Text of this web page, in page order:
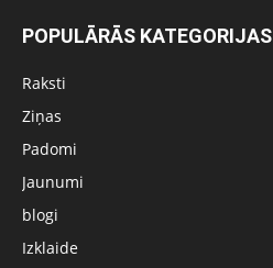
POPULĀRĀS KATEGORIJAS
Raksti
Ziņas
Padomi
Jaunumi
blogi
Izklaide